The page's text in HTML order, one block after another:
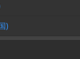
)